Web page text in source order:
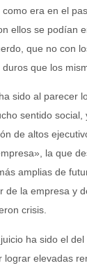
era en el
ellos se podían
que no con
que los
sido al parecer
sentido social,
de altos
la que
amplias de
de la empresa y
crisis.
ha sido el del
lograr elevadas